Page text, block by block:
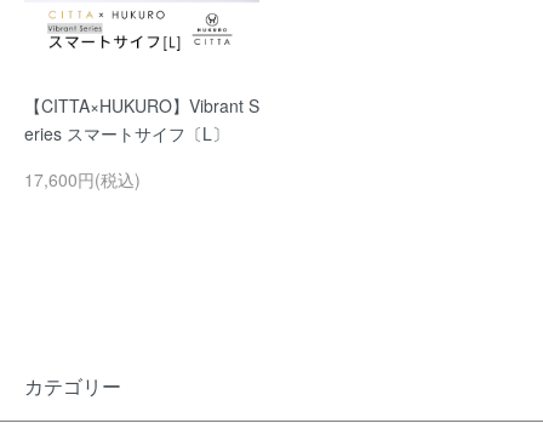
【CITTA×HUKURO】Vibrant S
eries スマートサイフ〔L〕
17,600円(税込)
カテゴリー